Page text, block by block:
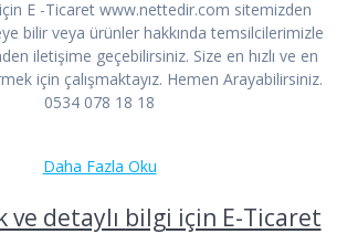
E -Ticaret www.nettedir.com sitemizden
bilir veya ürünler hakkında temsilcilerimizle
iletişime geçebilirsiniz. Size en hızlı ve en
için çalışmaktayız. Hemen Arayabilirsiniz.
0534 078 18 18
Daha Fazla Oku
ve detaylı bilgi için E-Ticaret